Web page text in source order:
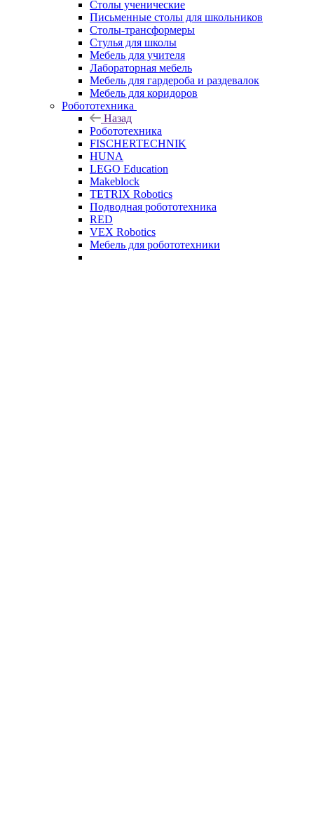
Столы ученические
Письменные столы для школьников
Столы-трансформеры
Стулья для школы
Мебель для учителя
Лабораторная мебель
Мебель для гардероба и раздевалок
Мебель для коридоров
Робототехника
Назад
Робототехника
FISCHERTECHNIK
HUNA
LEGO Education
Makeblock
TETRIX Robotics
Подводная робототехника
RED
VEX Robotics
Мебель для робототехники